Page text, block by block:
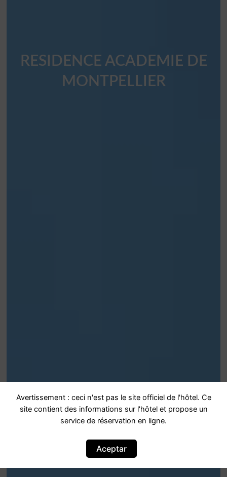
RESIDENCE ACADEMIE DE
MONTPELLIER
Avertissement : ceci n'est pas le site officiel de l'hôtel. Ce
site contient des informations sur l'hôtel et propose un
service de réservation en ligne.
Aceptar